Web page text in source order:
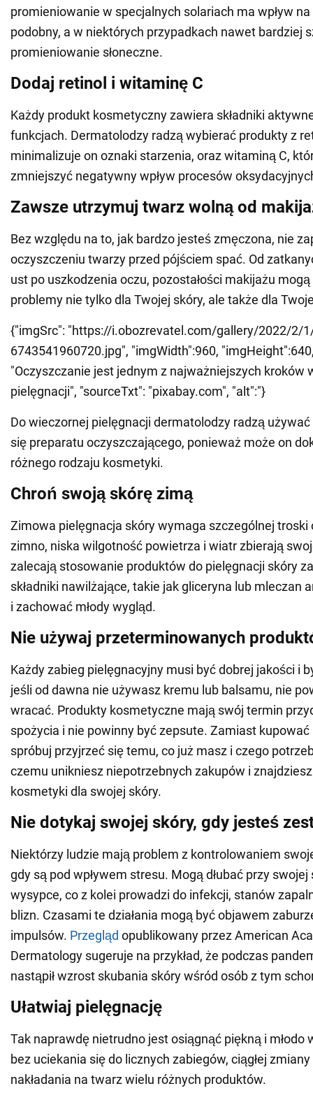
promieniowanie w specjalnych solariach ma wpływ
podobny, a w niektórych przypadkach nawet bardziej
promieniowanie słoneczne.
Dodaj retinol i witaminę C
Każdy produkt kosmetyczny zawiera składniki
funkcjach. Dermatolodzy radzą wybierać produkty z
minimalizuje on oznaki starzenia, oraz witaminą C,
zmniejszyć negatywny wpływ procesów
Zawsze utrzymuj twarz wolną od
Bez względu na to, jak bardzo jesteś zmęczona, nie
oczyszczeniu twarzy przed pójściem spać. Od
ust po uszkodzenia oczu, pozostałości makijażu
problemy nie tylko dla Twojej skóry, ale także dla
{"imgSrc": "https://i.obozrevatel.com/gallery/2022/2/
6743541960720.jpg", "imgWidth":960,
"Oczyszczanie jest jednym z najważniejszych kroków
pielęgnacji", "sourceTxt": "pixabay.com", "alt":"}
Do wieczornej pielęgnacji dermatolodzy radzą
się preparatu oczyszczającego, ponieważ może on
różnego rodzaju kosmetyki.
Chroń swoją skórę zimą
Zimowa pielęgnacja skóry wymaga szczególnej troski
zimno, niska wilgotność powietrza i wiatr zbierają
zalecają stosowanie produktów do pielęgnacji skóry
składniki nawilżające, takie jak gliceryna lub mleczan
i zachować młody wygląd.
Nie używaj przeterminowanych
Każdy zabieg pielęgnacyjny musi być dobrej jakości i
jeśli od dawna nie używasz kremu lub balsamu, nie
wracać. Produkty kosmetyczne mają swój termin
spożycia i nie powinny być zepsute. Zamiast
spróbuj przyjrzeć się temu, co już masz i czego
czemu unikniesz niepotrzebnych zakupów i
kosmetyki dla swojej skóry.
Nie dotykaj swojej skóry, gdy jesteś
Niektórzy ludzie mają problem z kontrolowaniem
gdy są pod wpływem stresu. Mogą dłubać przy swojej
wysypce, co z kolei prowadzi do infekcji, stanów
blizn. Czasami te działania mogą być objawem
impulsów. Przegląd opublikowany przez American
Dermatology sugeruje na przykład, że podczas
nastąpił wzrost skubania skóry wśród osób z tym
Ułatwiaj pielęgnację
Tak naprawdę nietrudno jest osiągnąć piękną i młodo
bez uciekania się do licznych zabiegów, ciągłej
nakładania na twarz wielu różnych produktów.